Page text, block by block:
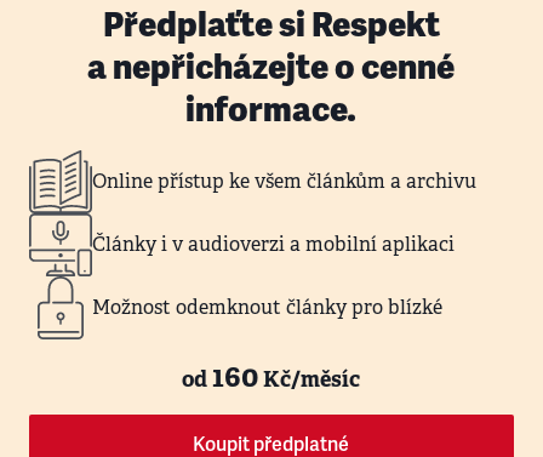
Předplaťte si Respekt
a nepřicházejte o cenné
informace.
Online přístup ke všem článkům a archivu
Články i v audioverzi a mobilní aplikaci
Možnost odemknout články pro blízké
od160Kč/měsíc
Koupit předplatné